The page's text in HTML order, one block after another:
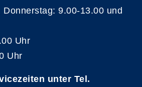
Donnerstag: 9.00-13.00 und
Uhr
Uhr
unter Tel.